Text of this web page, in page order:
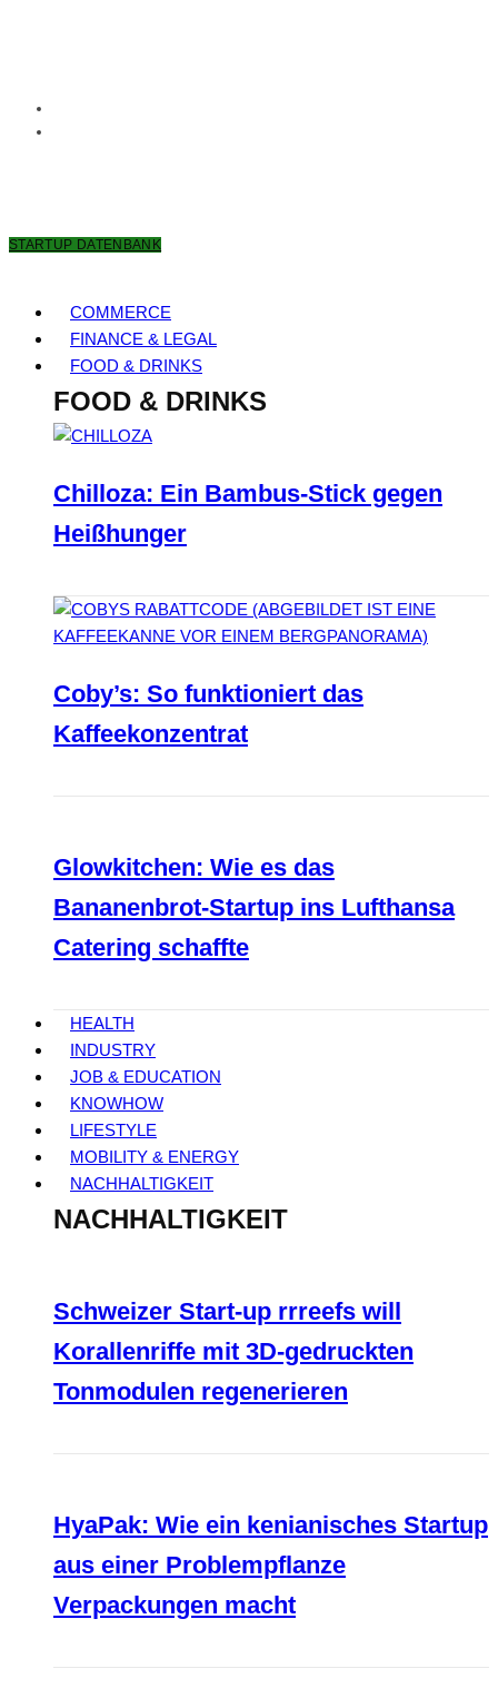
STARTUP DATENBANK
COMMERCE
FINANCE & LEGAL
FOOD & DRINKS
FOOD & DRINKS
Chilloza: Ein Bambus-Stick gegen
Heißhunger
Coby’s: So funktioniert das
Kaffeekonzentrat
Glowkitchen: Wie es das
Bananenbrot-Startup ins Lufthansa
Catering schaffte
HEALTH
INDUSTRY
JOB & EDUCATION
KNOWHOW
LIFESTYLE
MOBILITY & ENERGY
NACHHALTIGKEIT
NACHHALTIGKEIT
Schweizer Start-up rrreefs will
Korallenriffe mit 3D-gedruckten
Tonmodulen regenerieren
HyaPak: Wie ein kenianisches Startup
aus einer Problempflanze
Verpackungen macht